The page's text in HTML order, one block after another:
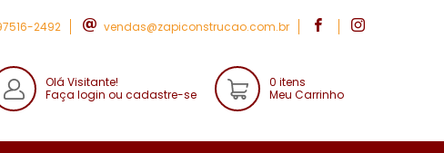
2492 vendas@zapiconstrucao.com.br
Olá Visitante!
Faça login ou cadastre-se
0 itens
Meu Carrinho